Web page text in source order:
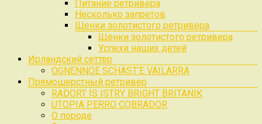
Питание ретривера
Несколько запретов
Щенки золотистого ретривера
Щенки золотистого ретривера
Успехи наших детей
Ирландский сеттер
OGNENNOE SCHAST’E VAILARRA
Прямошерстный ретривер
RADORT IS ISTRY BRIGHT BRITANIK
UTOPIA PERRO COBRADOR
О породе